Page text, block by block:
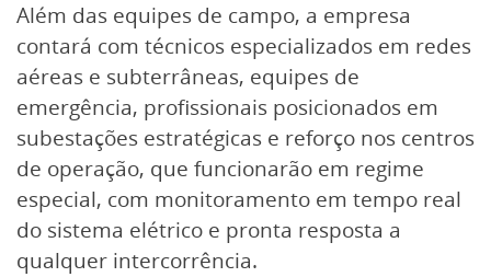
Além das equipes de campo, a empresa
contará com técnicos especializados em redes
aéreas e subterrâneas, equipes de
emergência, profissionais posicionados em
subestações estratégicas e reforço nos centros
de operação, que funcionarão em regime
especial, com monitoramento em tempo real
do sistema elétrico e pronta resposta a
qualquer intercorrência.